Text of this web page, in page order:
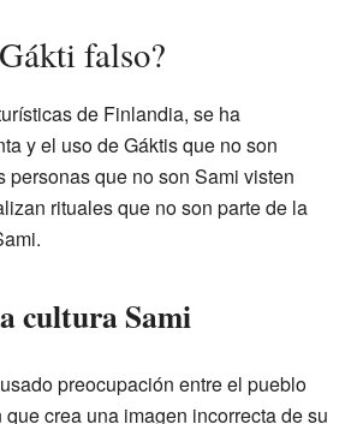
falso?
de Finlandia, se ha
y el uso de Gáktis que no son
personas que no son Sami visten
rituales que no son parte de la
cultura Sami
preocupación entre el pueblo
crea una imagen incorrecta de su